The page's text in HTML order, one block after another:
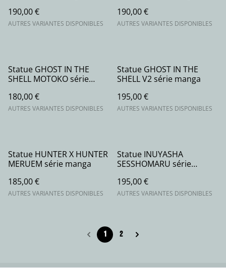
190,00 €
AUTRES VARIANTES DISPONIBLES
190,00 €
AUTRES VARIANTES DISPONIBLES
Statue GHOST IN THE
SHELL MOTOKO série
180,00 €
AUTRES VARIANTES DISPONIBLES
Statue GHOST IN THE
SHELL V2 série manga
195,00 €
AUTRES VARIANTES DISPONIBLES
Statue HUNTER X HUNTER
MERUEM série manga
185,00 €
AUTRES VARIANTES DISPONIBLES
Statue INUYASHA
SESSHOMARU série
195,00 €
AUTRES VARIANTES DISPONIBLES
1 2